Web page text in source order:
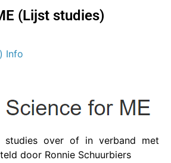
(Lijst studies)
Info
studies over of in verband met
door Ronnie Schuurbiers